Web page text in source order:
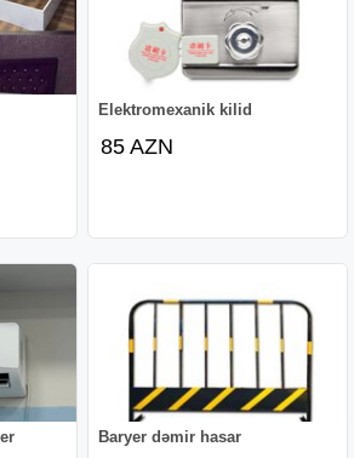
Elektromexanik kilid
85 AZN
Baryer dəmir hasar